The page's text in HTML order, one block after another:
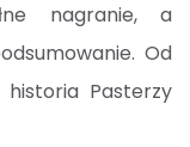
nagranie, a
Od
Pasterzy